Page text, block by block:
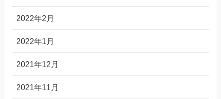
2022年2月
2022年1月
2021年12月
2021年11月